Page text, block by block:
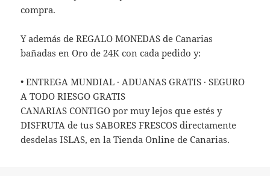
compra.
Y además de REGALO MONEDAS de Canarias
bañadas en Oro de 24K con cada pedido y:
• ENTREGA MUNDIAL · ADUANAS GRATIS · SEGURO
A TODO RIESGO GRATIS
CANARIAS CONTIGO por muy lejos que estés y
DISFRUTA de tus SABORES FRESCOS directamente
desdelas ISLAS, en la Tienda Online de Canarias.